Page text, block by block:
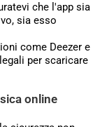
che l'app sia
sia esso
come Deezer e
per scaricare
online